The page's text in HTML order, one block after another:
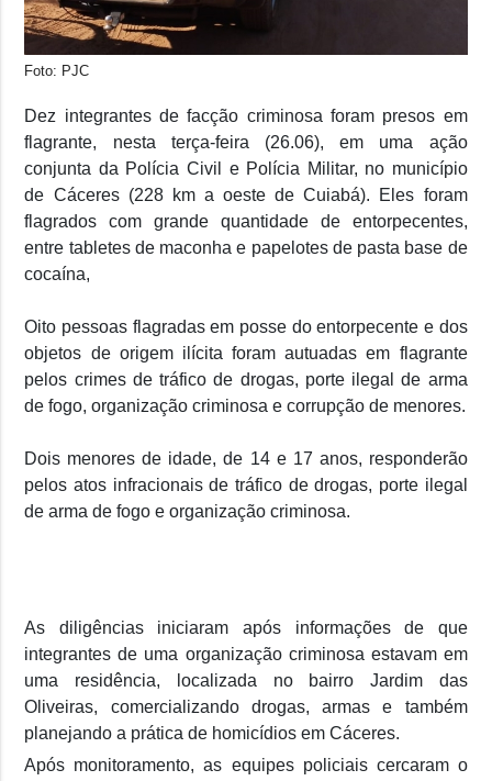
Foto: PJC
Dez integrantes de facção criminosa foram presos em
flagrante, nesta terça-feira (26.06), em uma ação
conjunta da Polícia Civil e Polícia Militar, no município
de Cáceres (228 km a oeste de Cuiabá). Eles foram
flagrados com grande quantidade de entorpecentes,
entre tabletes de maconha e papelotes de pasta base de
cocaína,
Oito pessoas flagradas em posse do entorpecente e dos
objetos de origem ilícita foram autuadas em flagrante
pelos crimes de tráfico de drogas, porte ilegal de arma
de fogo, organização criminosa e corrupção de menores.
Dois menores de idade, de 14 e 17 anos, responderão
pelos atos infracionais de tráfico de drogas, porte ilegal
de arma de fogo e organização criminosa.
As diligências iniciaram após informações de que
integrantes de uma organização criminosa estavam em
uma residência, localizada no bairro Jardim das
Oliveiras, comercializando drogas, armas e também
planejando a prática de homicídios em Cáceres.
Após monitoramento, as equipes policiais cercaram o